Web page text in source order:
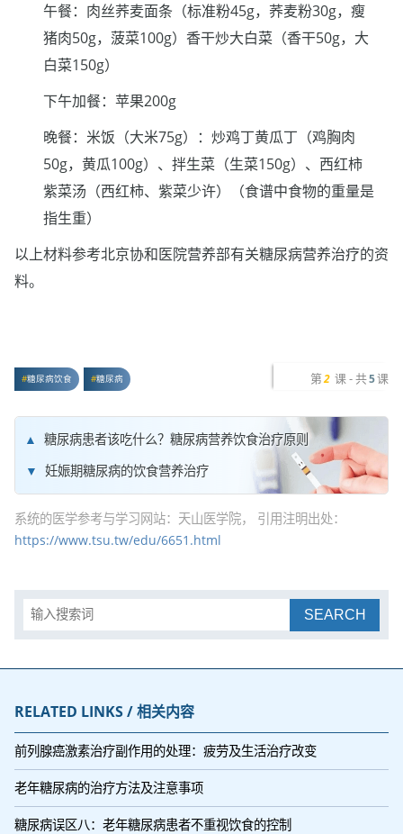
午餐：肉丝荞麦面条（标准粉45g，荞麦粉30g，瘦
猪肉50g，菠菜100g）香干炒大白菜（香干50g，大
白菜150g）
下午加餐：苹果200g
晚餐：米饭（大米75g）：炒鸡丁黄瓜丁（鸡胸肉
50g，黄瓜100g）、拌生菜（生菜150g）、西红柿
紫菜汤（西红柿、紫菜少许）（食谱中食物的重量是
指生重）
以上材料参考北京协和医院营养部有关糖尿病营养治疗的资
料。
糖尿病饮食 糖尿病 第 2 课 - 共5课
糖尿病患者该吃什么？糖尿病营养饮食治疗原则
妊娠期糖尿病的饮食营养治疗
系统的医学参考与学习网站：天山医学院， 引用注明出处：
https://www.tsu.tw/edu/6651.html
SEARCH
RELATED LINKS / 相关内容
前列腺癌激素治疗副作用的处理：疲劳及生活治疗改变
老年糖尿病的治疗方法及注意事项
糖尿病误区八：老年糖尿病患者不重视饮食的控制